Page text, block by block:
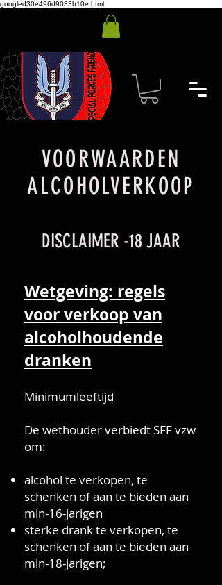
googled30e496d9033b10e.html
VOORWAARDEN
ALCOHOLVERKOOP
DISCLAIMER -18 JAAR
Wetgeving: regels
voor verkoop van
alcoholhoudende
dranken
Minimumleeftijd
De wethouder verbiedt SFF vzw
om:
alcohol te verkopen, te
schenken of aan te bieden aan
min-16-jarigen
sterke drank te verkopen, te
schenken of aan te bieden aan
min-18-jarigen;